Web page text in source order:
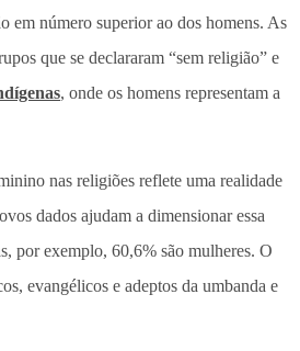
em número superior ao dos homens. As
que se declararam “sem religião” e
, onde os homens representam a
nas religiões reflete uma realidade
dados ajudam a dimensionar essa
por exemplo, 60,6% são mulheres. O
evangélicos e adeptos da umbanda e